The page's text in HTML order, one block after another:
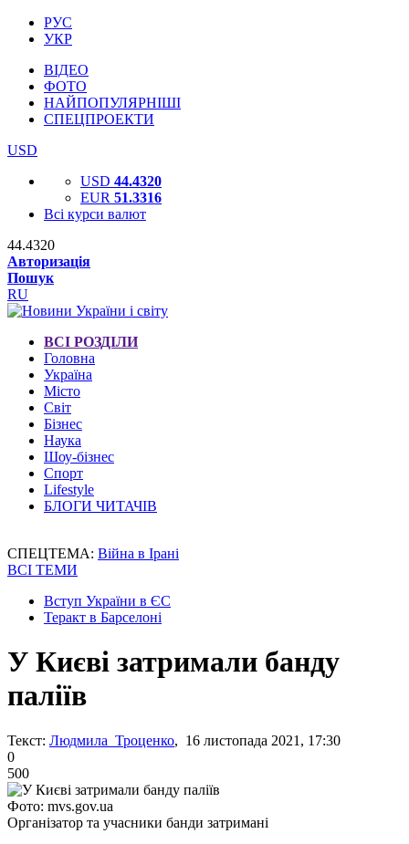
РУС
УКР
ВІДЕО
ФОТО
НАЙПОПУЛЯРНІШІ
СПЕЦПРОЕКТИ
USD
USD 44.4320
EUR 51.3316
Всі курси валют
44.4320
Авторизація
Пошук
RU
ВСІ РОЗДІЛИ
Головна
Україна
Місто
Світ
Бізнес
Наука
Шоу-бізнес
Спорт
Lifestyle
БЛОГИ ЧИТАЧІВ
СПЕЦТЕМА: Війна в Ірані
ВСІ ТЕМИ
Вступ України в ЄС
Теракт в Барселоні
У Києві затримали банду
паліїв
Текст: Людмила Троценко, 16 листопада 2021, 17:30
0
500
Фото: mvs.gov.ua
Організатор та учасники банди затримані